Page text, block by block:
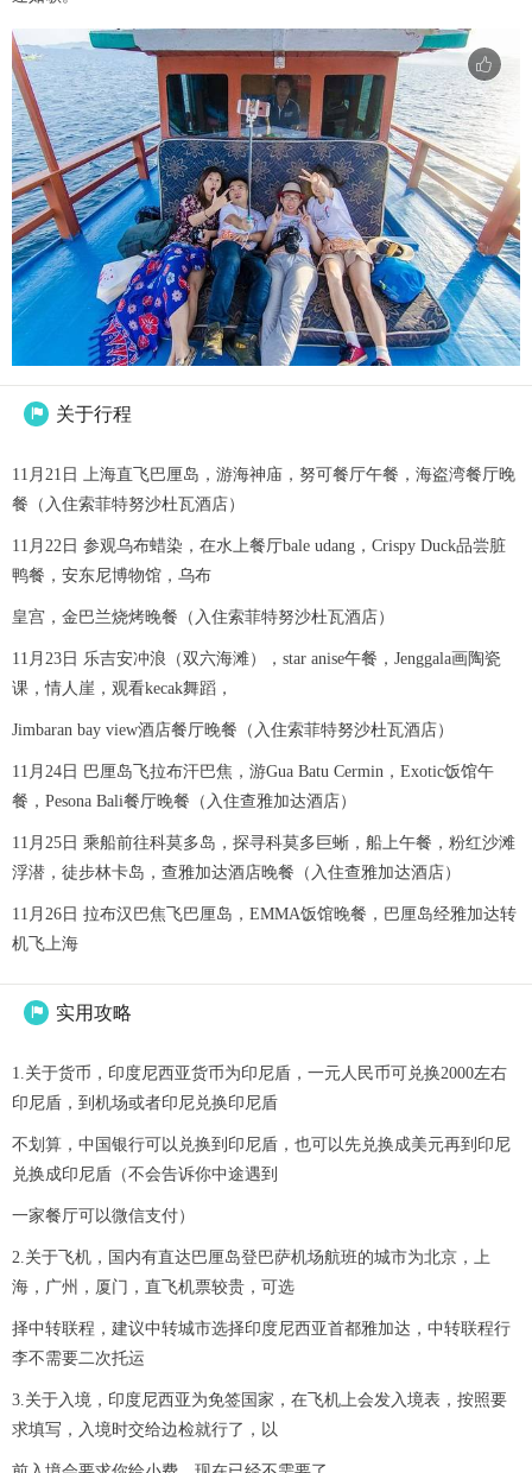
 关于行程
11月21日 上海直飞巴厘岛，游海神庙，努可餐厅午餐，海盗湾餐厅晚
餐（入住索菲特努沙杜瓦酒店）
11月22日 参观乌布蜡染，在水上餐厅bale udang，Crispy Duck品尝脏
鸭餐，安东尼博物馆，乌布
皇宫，金巴兰烧烤晚餐（入住索菲特努沙杜瓦酒店）
11月23日 乐吉安冲浪（双六海滩），star anise午餐，Jenggala画陶瓷
课，情人崖，观看kecak舞蹈，
Jimbaran bay view酒店餐厅晚餐（入住索菲特努沙杜瓦酒店）
11月24日 巴厘岛飞拉布汗巴焦，游Gua Batu Cermin，Exotic饭馆午
餐，Pesona Bali餐厅晚餐（入住查雅加达酒店）
11月25日 乘船前往科莫多岛，探寻科莫多巨蜥，船上午餐，粉红沙滩
浮潜，徒步林卡岛，查雅加达酒店晚餐（入住查雅加达酒店）
11月26日 拉布汉巴焦飞巴厘岛，EMMA饭馆晚餐，巴厘岛经雅加达转
机飞上海
 实用攻略
1.关于货币，印度尼西亚货币为印尼盾，一元人民币可兑换2000左右
印尼盾，到机场或者印尼兑换印尼盾
不划算，中国银行可以兑换到印尼盾，也可以先兑换成美元再到印尼
兑换成印尼盾（不会告诉你中途遇到
一家餐厅可以微信支付）
2.关于飞机，国内有直达巴厘岛登巴萨机场航班的城市为北京，上
海，广州，厦门，直飞机票较贵，可选
择中转联程，建议中转城市选择印度尼西亚首都雅加达，中转联程行
李不需要二次托运
3.关于入境，印度尼西亚为免签国家，在飞机上会发入境表，按照要
求填写，入境时交给边检就行了，以